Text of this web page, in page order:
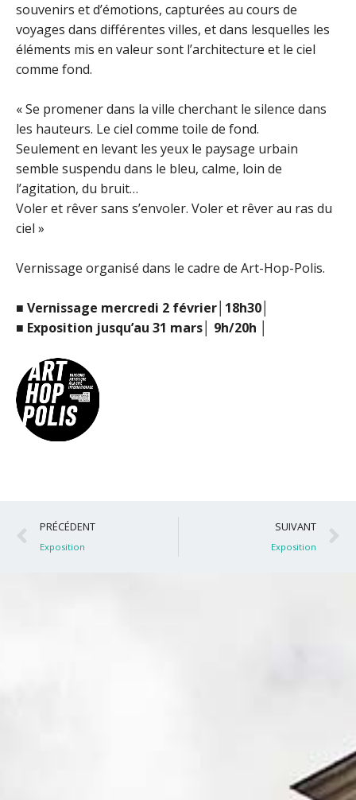
souvenirs et d’émotions, capturées au cours de
voyages dans différentes villes, et dans lesquelles les
éléments mis en valeur sont l’architecture et le ciel
comme fond.
« Se promener dans la ville cherchant le silence dans
les hauteurs. Le ciel comme toile de fond.
Seulement en levant les yeux le paysage urbain
semble suspendu dans le bleu, calme, loin de
l’agitation, du bruit…
Voler et rêver sans s’envoler. Voler et rêver au ras du
ciel »
Vernissage organisé dans le cadre de Art-Hop-Polis.
■ Vernissage mercredi 2 février│18h30│
■ Exposition jusqu’au 31 mars│ 9h/20h │
Précédent
PRÉCÉDENT
Exposition
SUIVANT
Exposition